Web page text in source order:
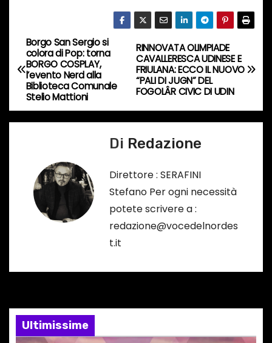
o
r
s
o
…
N
a
v
i
n
e
a
RINNOVATA OLIMPIADE
CAVALLERESCA UDINESE E
FRIULANA: ECCO IL NUOVO
“PALI DI JUGN” DEL
FOGOLÂR CIVIC DI UDIN
Borgo San Sergio si
colora di Pop: torna
BORGO COSPLAY,
l’evento Nerd alla
Biblioteca Comunale
Stelio Mattioni
Di Redazione
Direttore : SERAFINI
Stefano Per ogni necessità
potete scrivere a :
redazione@vocedelnordes
t.it
Ultimissime